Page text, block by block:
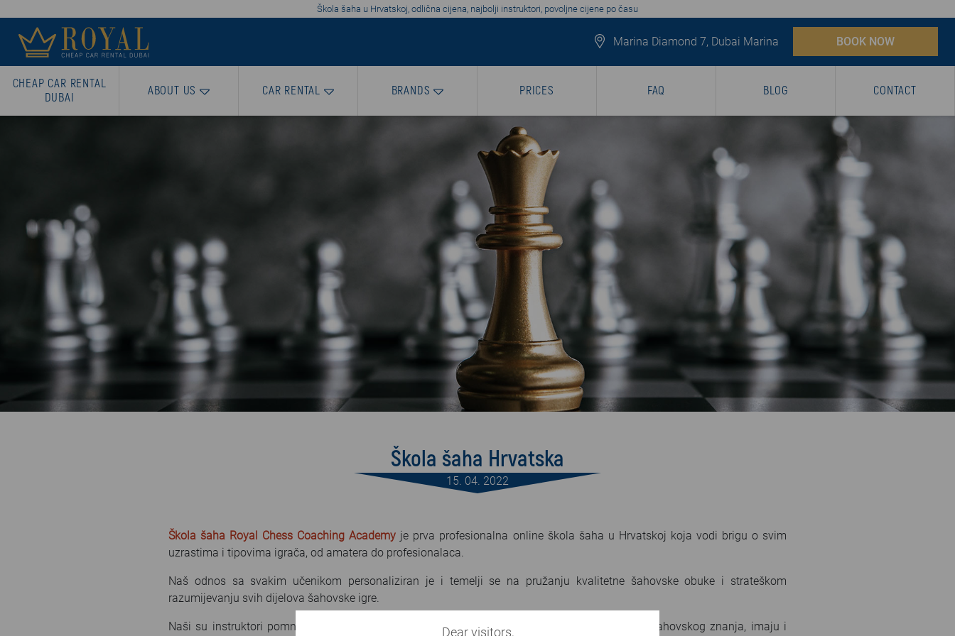
Škola šaha u Hrvatskoj, odlična cijena, najbolji instruktori, povoljne cijene po času
Marina Diamond 7, Dubai Marina BOOK NOW
CHEAP CAR RENTAL
DUBAI
ABOUT US CAR RENTAL BRANDS PRICES FAQ BLOG CONTACT
Škola šaha Hrvatska
15. 04. 2022
Škola šaha Royal Chess Coaching Academy je prva profesionalna online škola šaha u Hrvatskoj koja vodi brigu o svim
uzrastima i tipovima igrača, od amatera do profesionalaca.
Naš odnos sa svakim učenikom personaliziran je i temelji se na pružanju kvalitetne šahovske obuke i strateškom
razumijevanju svih dijelova šahovske igre.
Naši su instruktori pomno odabrani šahovski majstori i velemajstori koji, osim visoke razine šahovskog znanja, imaju i
Dear visitors,